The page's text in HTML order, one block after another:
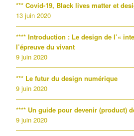
*** Covid-19, Black lives matter et
13 juin 2020
**** Introduction : Le design de l’«
l’épreuve du vivant
9 juin 2020
*** Le futur du design numérique
9 juin 2020
**** Un guide pour devenir (product)
9 juin 2020